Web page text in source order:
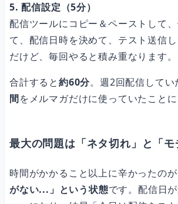
5. 配信設定（5分）
配信ツールにコピー＆ペーストして
て、配信日時を決めて、テスト送信
だけど、毎回やると積み重なります。
合計すると約60分。週2回配信してい
間をメルマガだけに使っていたことに
最大の問題は「ネタ切れ」と「モ
時間がかかること以上に辛かったのが
がない...」という状態です。配信日